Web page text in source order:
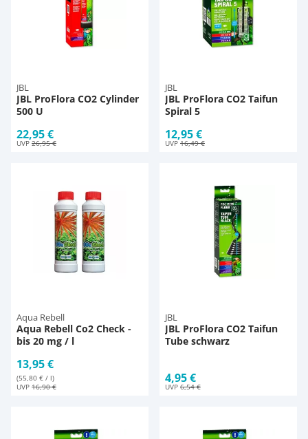
JBL
JBL ProFlora CO2 Cylinder
500 U
22,95 €
UVP26,95 €
JBL
JBL ProFlora CO2 Taifun
Spiral 5
12,95 €
UVP16,49 €
Aqua Rebell
Aqua Rebell Co2 Check -
bis 20 mg / l
13,95 €
(55,80 € / l)
UVP 16,90 €
JBL
JBL ProFlora CO2 Taifun
Tube schwarz
4,95 €
UVP 6,54 €